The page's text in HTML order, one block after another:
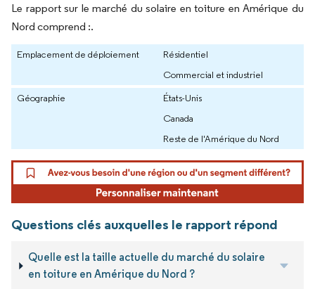
Le rapport sur le marché du solaire en toiture en Amérique du
Nord comprend :.
Emplacement de déploiement
Résidentiel
Commercial et industriel
Géographie
États-Unis
Canada
Reste de l'Amérique du Nord
Questions clés auxquelles le rapport répond
Quelle est la taille actuelle du marché du solaire
en toiture en Amérique du Nord ?